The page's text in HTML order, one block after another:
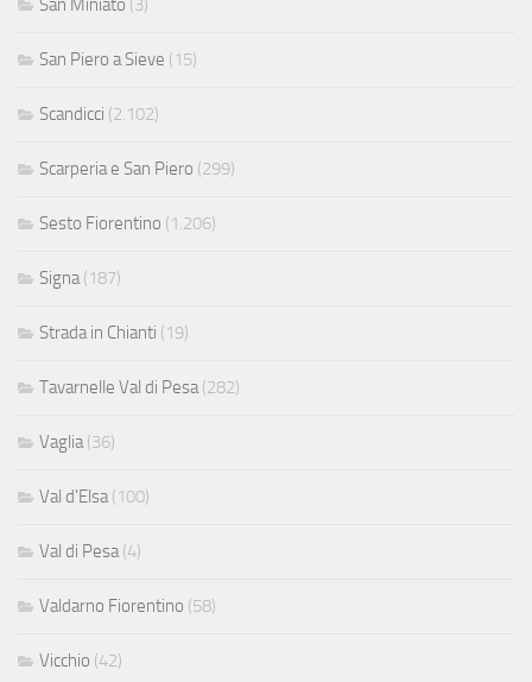
San Miniato (3)
San Piero a Sieve (15)
Scandicci (2.102)
Scarperia e San Piero (299)
Sesto Fiorentino (1.206)
Signa(187)
Strada in Chianti (19)
Tavarnelle Val di Pesa(282)
Vaglia(36)
Val d'Elsa(100)
Val di Pesa(4)
Valdarno Fiorentino (58)
Vicchio (42)